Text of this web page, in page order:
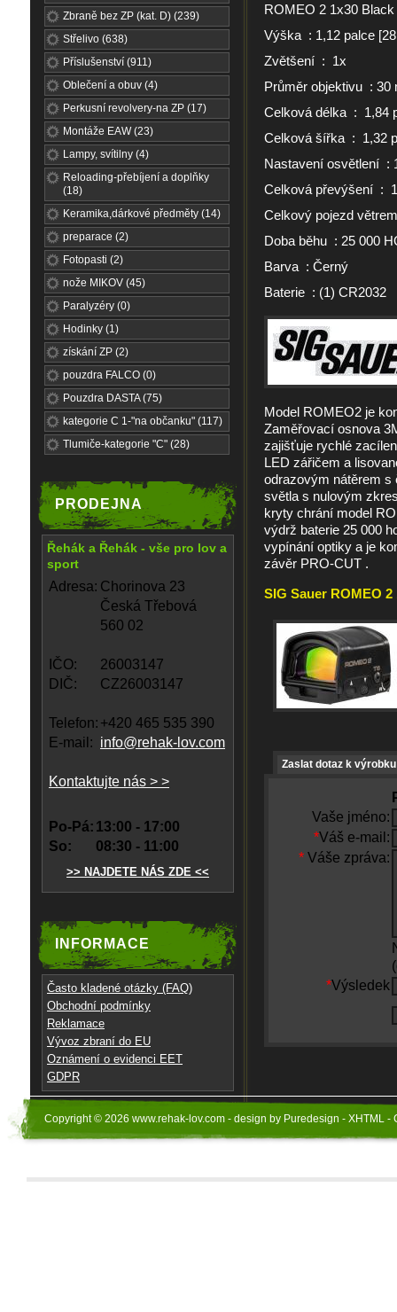
Zbraně bez ZP (kat. D) (239)
Střelivo (638)
Příslušenství (911)
Oblečení a obuv (4)
Perkusní revolvery-na ZP (17)
Montáže EAW (23)
Lampy, svítilny (4)
Reloading-přebíjení a doplňky
(18)
Keramika,dárkové předměty (14)
preparace (2)
Fotopasti (2)
nože MIKOV (45)
Paralyzéry (0)
Hodinky (1)
získání ZP (2)
pouzdra FALCO (0)
Pouzdra DASTA (75)
kategorie C 1-"na občanku" (117)
Tlumiče-kategorie "C" (28)
PRODEJNA
Řehák a Řehák - vše pro lov a
sport
Adresa: Chorinova 23
Česká Třebová
560 02
IČO:
26003147
DIČ:
CZ26003147
Telefon: +420 465 535 390
E-mail: info@rehak-lov.com
Kontaktujte nás > >
Po-Pá: 13:00 - 17:00
So:
08:30 - 11:00
>> NAJDETE NÁS ZDE <<
INFORMACE
Často kladené otázky (FAQ)
Obchodní podmínky
Reklamace
Vývoz zbraní do EU
Oznámení o evidenci EET
GDPR
ROMEO 2 1x30
Výška : 1,12 palce
Zvětšení : 1x
Průměr objektivu : 30
Celková délka : 1,84
Celková šířka : 1,32
Nastavení osvětlení :
Celková převýšení​ :
Celkový pojezd
Doba běhu : 25 000
Barva : Černý
Baterie : (1) CR2032
Model ROMEO2 je
Zaměřovací osnova
zajišťuje rychlé
LED zářičem a
odrazovým nátěrem
světla s nulovým
kryty chrání model
výdrž baterie 25 000
vypínání optiky a je
závěr PRO-CUT .
SIG Sauer ROMEO
Zaslat dotaz k výrobku
Vaše jméno:
*Váš e-mail:
* Váše zpráva:
*Výsledek
Copyright © 2026 www.rehak-lov.com - design by Puredesign - XHTML -